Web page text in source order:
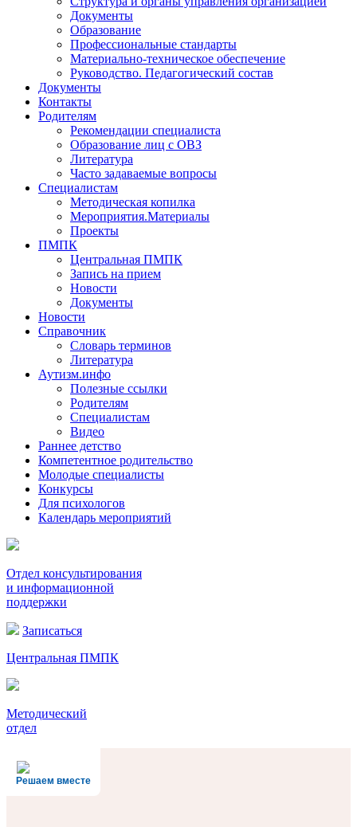
Документы
Образование
Профессиональные стандарты
Материально-техническое обеспечение
Руководство. Педагогический состав
Документы
Контакты
Родителям
Рекомендации специалиста
Образование лиц с ОВЗ
Литература
Часто задаваемые вопросы
Специалистам
Методическая копилка
Мероприятия.Материалы
Проекты
ПМПК
Центральная ПМПК
Запись на прием
Новости
Документы
Новости
Справочник
Словарь терминов
Литература
Аутизм.инфо
Полезные ссылки
Родителям
Специалистам
Видео
Раннее детство
Компетентное родительство
Молодые специалисты
Конкурсы
Для психологов
Календарь мероприятий
Отдел консультирования
и информационной
поддержки
Записаться
Центральная ПМПК
Методический
отдел
Решаем вместе